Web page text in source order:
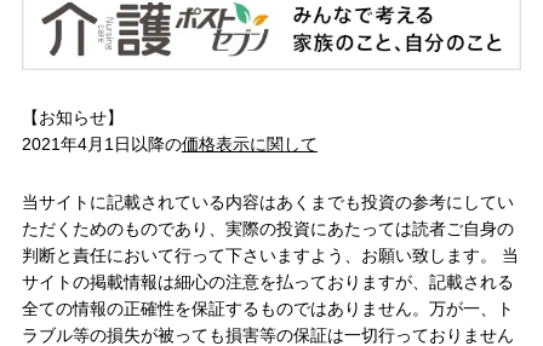
【お知らせ】
2021年4月1日以降の価格表示に関して
当サイトに記載されている内容はあくまでも投資の参考にしてい
ただくためのものであり、実際の投資にあたっては読者ご自身の
判断と責任において行って下さいますよう、お願い致します。 当
サイトの掲載情報は細心の注意を払っておりますが、記載される
全ての情報の正確性を保証するものではありません。万が一、ト
ラブル等の損失が被っても損害等の保証は一切行っておりません